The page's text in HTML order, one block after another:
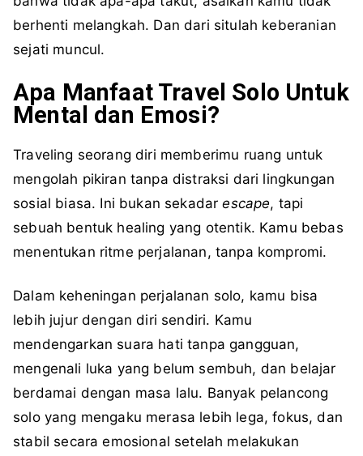
berhenti melangkah. Dan dari situlah keberanian
sejati muncul.
Apa Manfaat Travel Solo Untuk
Mental dan Emosi?
Traveling seorang diri memberimu ruang untuk
mengolah pikiran tanpa distraksi dari lingkungan
sosial biasa. Ini bukan sekadarescape, tapi
sebuah bentuk healing yang otentik. Kamu bebas
menentukan ritme perjalanan, tanpa kompromi.
Dalam keheningan perjalanan solo, kamu bisa
lebih jujur dengan diri sendiri. Kamu
mendengarkan suara hati tanpa gangguan,
mengenali luka yang belum sembuh, dan belajar
berdamai dengan masa lalu. Banyak pelancong
solo yang mengaku merasa lebih lega, fokus, dan
stabil secara emosional setelah melakukan